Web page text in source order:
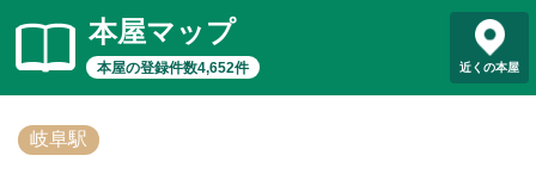
本屋マップ
本屋の登録件数4,652件 近くの本屋
岐阜駅